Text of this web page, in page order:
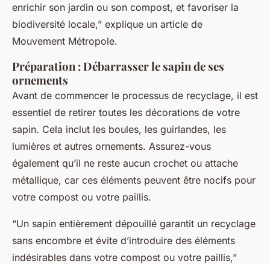
enrichir son jardin ou son compost, et favoriser la
biodiversité locale,” explique un article de
Mouvement Métropole.
Préparation : Débarrasser le sapin de ses
ornements
Avant de commencer le processus de recyclage, il est
essentiel de retirer toutes les décorations de votre
sapin. Cela inclut les boules, les guirlandes, les
lumières et autres ornements. Assurez-vous
également qu’il ne reste aucun crochet ou attache
métallique, car ces éléments peuvent être nocifs pour
votre compost ou votre paillis.
“Un sapin entièrement dépouillé garantit un recyclage
sans encombre et évite d’introduire des éléments
indésirables dans votre compost ou votre paillis,”